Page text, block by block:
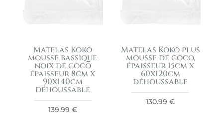
Matelas Koko
mousse bassique
noix de coco
épaisseur 8cm x
90x140cm
déhoussable
139.99 €
Matelas Koko plus
mousse de coco,
épaisseur 15cm x
60x120cm
déhoussable
130.99€